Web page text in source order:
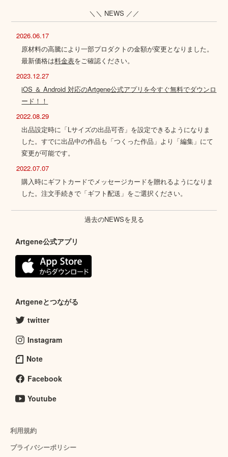
＼＼ NEWS ／／
2026.06.17
原材料の高騰により一部プロダクトの金額が変更となりました。
最新価格は料金表をご確認ください。
2023.12.27
iOS ＆ Android 対応のArtgene公式アプリを今すぐ無料でダウンロ
ード！！
2022.08.29
出品設定時に「Lサイズの出品可否」を設定できるようになりま
した。すでに出品中の作品も「つくった作品」より「編集」にて
変更が可能です。
2022.07.07
購入時にギフトカードでメッセージカードを贈れるようになりま
した。注文手続きで「ギフト配送」をご選択ください。
過去のNEWSを見る
Artgene公式アプリ
Artgeneとつながる
twitter
Instagram
Note
Facebook
Youtube
利用規約
プライバシーポリシー